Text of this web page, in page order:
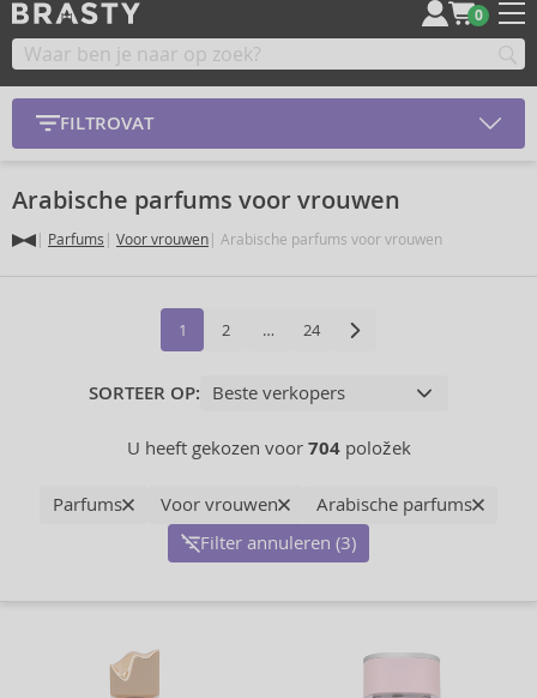
0
FILTROVAT
Arabische parfums voor vrouwen
Parfums Voor vrouwen Arabische parfums voor vrouwen
1 2 … 24
SORTEER OP:
U heeft gekozen voor 704položek
Parfums Voor vrouwen
Arabische parfums
Filter annuleren (3)